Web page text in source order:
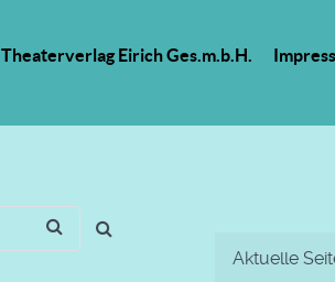
Theaterverlag Eirich Ges.m.b.H.
Aktuelle